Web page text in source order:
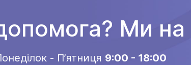
Ми на
- Пʼятниця 9:00 - 18:00